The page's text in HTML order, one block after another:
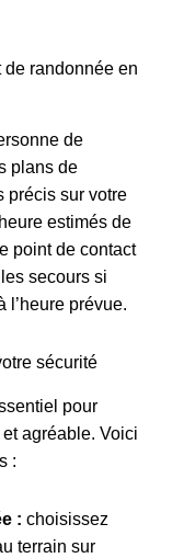
de randonnée en
de
plans de
précis sur votre
estimés de
point de contact
secours si
l’heure prévue.
sécurité
pour
agréable. Voici
:
: choisissez
terrain sur